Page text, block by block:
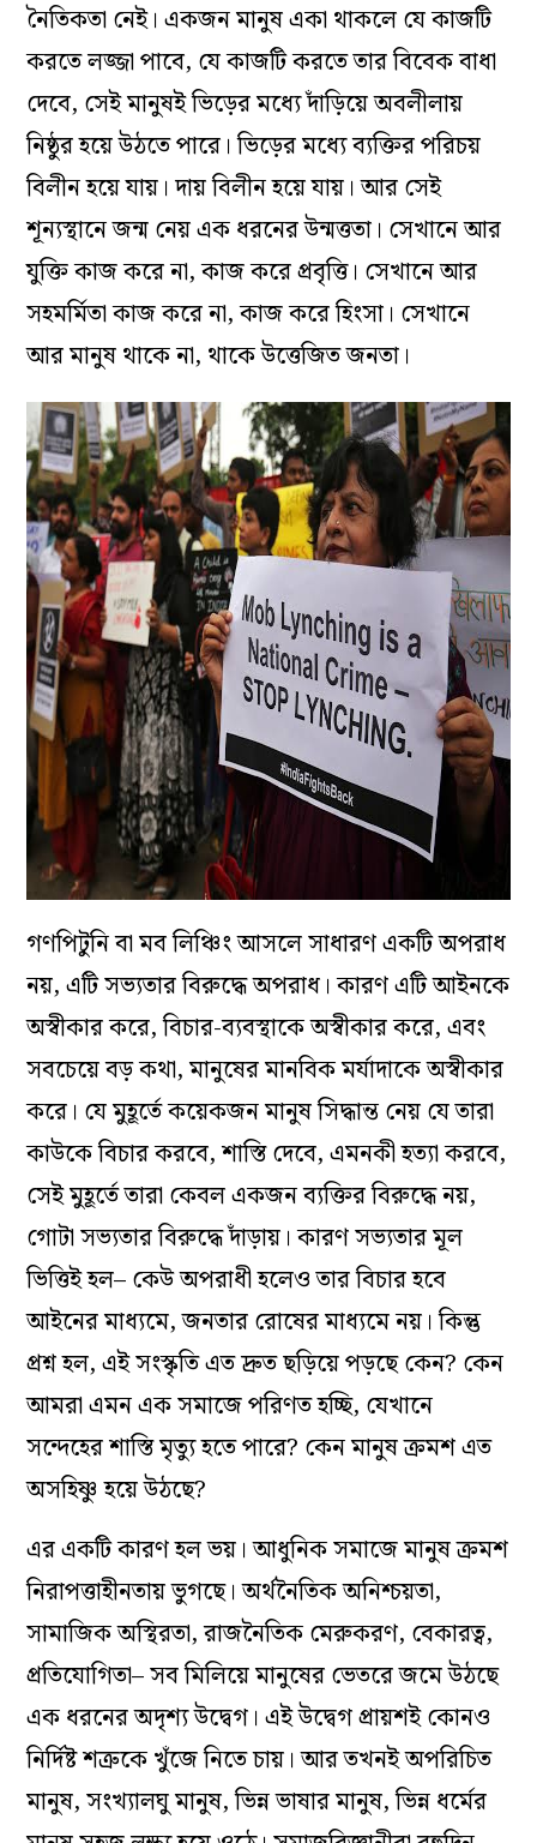
নৈতিকতা নেই। একজন মানুষ একা থাকলে যে কাজটি
করতে লজ্জা পাবে, যে কাজটি করতে তার বিবেক বাধা
দেবে, সেই মানুষই ভিড়ের মধ্যে দাঁড়িয়ে অবলীলায়
নিষ্ঠুর হয়ে উঠতে পারে। ভিড়ের মধ্যে ব্যক্তির পরিচয়
বিলীন হয়ে যায়। দায় বিলীন হয়ে যায়। আর সেই
শূন্যস্থানে জন্ম নেয় এক ধরনের উন্মত্ততা। সেখানে আর
যুক্তি কাজ করে না, কাজ করে প্রবৃত্তি। সেখানে আর
সহমর্মিতা কাজ করে না, কাজ করে হিংসা। সেখানে
আর মানুষ থাকে না, থাকে উত্তেজিত জনতা।
গণপিটুনি বা মব লিঞ্চিং আসলে সাধারণ একটি অপরাধ
নয়, এটি সভ্যতার বিরুদ্ধে অপরাধ। কারণ এটি আইনকে
অস্বীকার করে, বিচার-ব্যবস্থাকে অস্বীকার করে, এবং
সবচেয়ে বড় কথা, মানুষের মানবিক মর্যাদাকে অস্বীকার
করে। যে মুহূর্তে কয়েকজন মানুষ সিদ্ধান্ত নেয় যে তারা
কাউকে বিচার করবে, শাস্তি দেবে, এমনকী হত্যা করবে,
সেই মুহূর্তে তারা কেবল একজন ব্যক্তির বিরুদ্ধে নয়,
গোটা সভ্যতার বিরুদ্ধে দাঁড়ায়। কারণ সভ্যতার মূল
ভিত্তিই হল– কেউ অপরাধী হলেও তার বিচার হবে
আইনের মাধ্যমে, জনতার রোষের মাধ্যমে নয়। কিন্তু
প্রশ্ন হল, এই সংস্কৃতি এত দ্রুত ছড়িয়ে পড়ছে কেন? কেন
আমরা এমন এক সমাজে পরিণত হচ্ছি, যেখানে
সন্দেহের শাস্তি মৃত্যু হতে পারে? কেন মানুষ ক্রমশ এত
অসহিষ্ণু হয়ে উঠছে?
এর একটি কারণ হল ভয়। আধুনিক সমাজে মানুষ ক্রমশ
নিরাপত্তাহীনতায় ভুগছে। অর্থনৈতিক অনিশ্চয়তা,
সামাজিক অস্থিরতা, রাজনৈতিক মেরুকরণ, বেকারত্ব,
প্রতিযোগিতা– সব মিলিয়ে মানুষের ভেতরে জমে উঠছে
এক ধরনের অদৃশ্য উদ্বেগ। এই উদ্বেগ প্রায়শই কোনও
নির্দিষ্ট শত্রুকে খুঁজে নিতে চায়। আর তখনই অপরিচিত
মানুষ, সংখ্যালঘু মানুষ, ভিন্ন ভাষার মানুষ, ভিন্ন ধর্মের